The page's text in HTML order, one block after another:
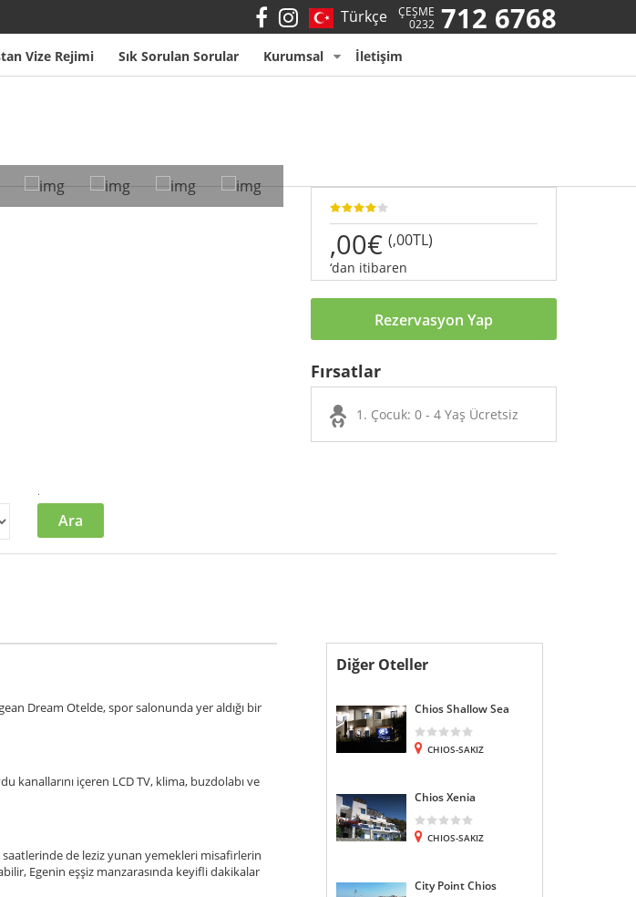
ÇEŞME
0232 712 6768
Türkçe
Vize Rejimi Sık Sorulan Sorular Kurumsal İletişim
,00€ (,00TL)
‘dan itibaren
Rezervasyon Yap
Fırsatlar
1. Çocuk: 0 - 4 Yaş Ücretsiz
.
Ara
Dream Otelde, spor salonunda yer aldığı bir
kanallarını içeren LCD TV, klima, buzdolabı ve
saatlerinde de leziz yunan yemekleri misafirlerin
Egenin eşşiz manzarasında keyifli dakikalar
Diğer Oteller
Chios Shallow Sea
CHIOS-SAKIZ
Chios Xenia
CHIOS-SAKIZ
City Point Chios